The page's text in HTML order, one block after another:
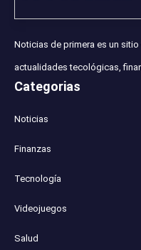
Noticias de primera es un
actualidades tecológicas,
Categorias
Noticias
Finanzas
Tecnología
Videojuegos
Salud